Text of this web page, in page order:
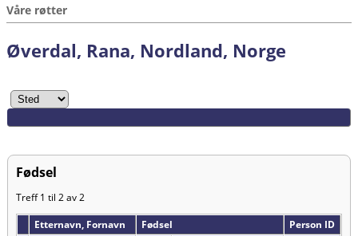
Våre røtter
Øverdal, Rana, Nordland, Norge
Fødsel
Treff 1 til 2 av 2
Etternavn, Fornavn
Fødsel Person ID